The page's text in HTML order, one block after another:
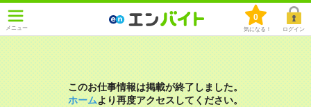
メニュー
0
気になる！ ログイン
このお仕事情報は掲載が終了しました。
ホームより再度アクセスしてください。